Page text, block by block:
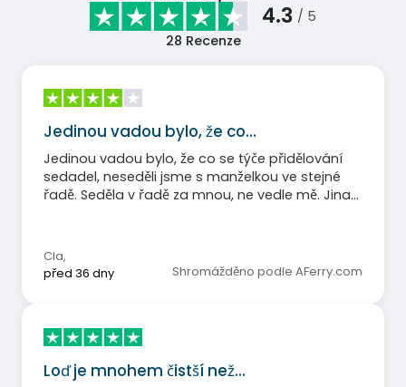
4.3 / 5
28 Recenze
Jedinou vadou bylo, že co…
Jedinou vadou bylo, že co se týče přidělování
sedadel, neseděli jsme s manželkou ve stejné
řadě. Seděla v řadě za mnou, ne vedle mě. Jinak
Cla,
před 36 dny
Shromážděno podle AFerry.com
Loď je mnohem čistší než…